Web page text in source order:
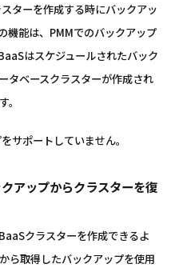
ターを作成する時にバックアッ
機能は、PMMでのバックアップ
はスケジュールされたバック
タベースクラスターが作成され
サポートしていません。
アップからクラスターを復
クラスターを作成できるよ
ら取得したバックアップを使用